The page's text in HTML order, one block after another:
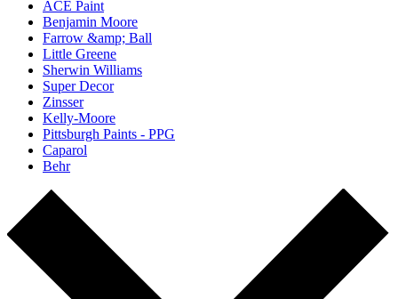
ACE Paint
Benjamin Moore
Farrow &amp; Ball
Little Greene
Sherwin Williams
Super Decor
Zinsser
Kelly-Moore
Pittsburgh Paints - PPG
Caparol
Behr